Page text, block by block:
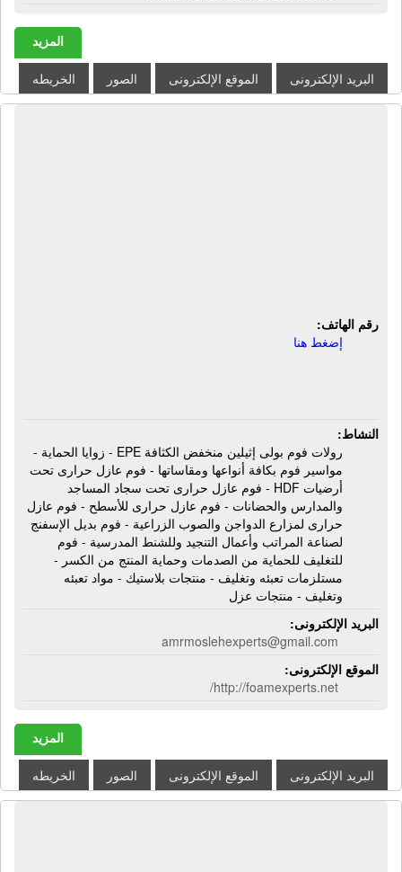
المزيد
البريد الإلكترونى الموقع الإلكترونى الصور الخريطه
رقم الهاتف:
إضغط هنا
النشاط:
رولات فوم بولى إثيلين منخفض الكثافة EPE - زوايا الحماية -
مواسير فوم بكافة أنواعها ومقاساتها - فوم عازل حرارى تحت
أرضيات HDF - فوم عازل حرارى تحت سجاد المساجد
والمدارس والحضانات - فوم عازل حرارى للأسطح - فوم عازل
حرارى لمزارع الدواجن والصوب الزراعية - فوم بديل الإسفنج
لصناعة المراتب وأعمال التنجيد وللشنط المدرسية - فوم
للتغليف للحماية من الصدمات وحماية المنتج من الكسر -
مستلزمات تعبئه وتغليف - منتجات بلاستيك - مواد تعبئه
وتغليف - منتجات عزل
البريد الإلكترونى:
amrmoslehexperts@gmail.com
الموقع الإلكترونى:
http://foamexperts.net/
المزيد
البريد الإلكترونى الموقع الإلكترونى الصور الخريطه